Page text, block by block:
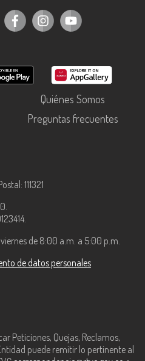
Quiénes Somos
Preguntas frecuentes
111321
de 8:00 a.m. a 5:00 p.m.
de datos personales
Peticiones, Quejas, Reclamos,
puede remitir lo pertinente al